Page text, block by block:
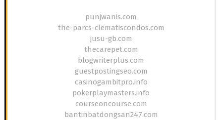
punjwanis.com
the-parcs-clematiscondos.com
jusu-gb.com
thecarepet.com
blogwriterplus.com
guestpostingseo.com
casinogambitpro.info
pokerplaymasters.info
courseoncourse.com
bantinbatdongsan247.com